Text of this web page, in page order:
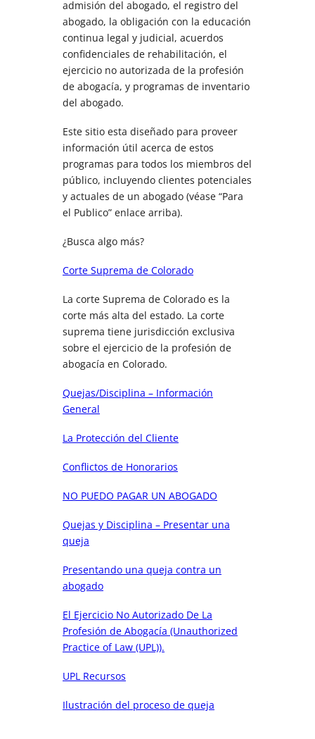
admisión del abogado, el registro del
abogado, la obligación con la educación
continua legal y judicial, acuerdos
confidenciales de rehabilitación, el
ejercicio no autorizada de la profesión
de abogacía, y programas de inventario
del abogado.
Este sitio esta diseñado para proveer
información útil acerca de estos
programas para todos los miembros del
público, incluyendo clientes potenciales
y actuales de un abogado (véase “Para
el Publico” enlace arriba).
¿Busca algo más?
Corte Suprema de Colorado
La corte Suprema de Colorado es la
corte más alta del estado. La corte
suprema tiene jurisdicción exclusiva
sobre el ejercicio de la profesión de
abogacía en Colorado.
Quejas/Disciplina – Información
General
La Protección del Cliente
Conflictos de Honorarios
NO PUEDO PAGAR UN ABOGADO
Quejas y Disciplina – Presentar una
queja
Presentando una queja contra un
abogado
El Ejercicio No Autorizado De La
Profesión de Abogacía (Unauthorized
Practice of Law (UPL)).
UPL Recursos
Ilustración del proceso de queja